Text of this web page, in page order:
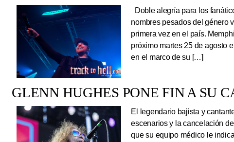
Doble alegría para los
nombres pesados del género
primera vez en el país.
próximo martes 25 de agosto
en el marco de su […]
GLENN HUGHES PONE FIN A SU
El legendario bajista y
escenarios y la cancelación
que su equipo médico le